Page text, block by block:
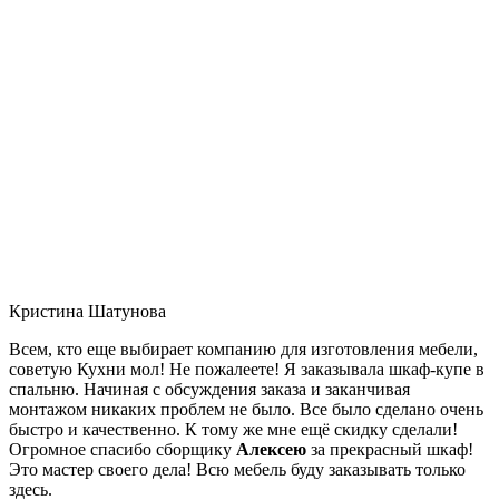
Кристина Шатунова
Всем, кто еще выбирает компанию для изготовления мебели,
советую Кухни мол! Не пожалеете! Я заказывала шкаф-купе в
спальню. Начиная с обсуждения заказа и заканчивая
монтажом никаких проблем не было. Все было сделано очень
быстро и качественно. К тому же мне ещё скидку сделали!
Огромное спасибо сборщику Алексею за прекрасный шкаф!
Это мастер своего дела! Всю мебель буду заказывать только
здесь.